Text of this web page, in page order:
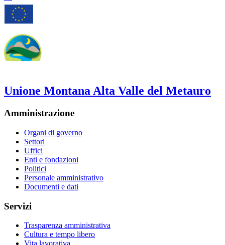
Unione Montana Alta Valle del Metauro
Amministrazione
Organi di governo
Settori
Uffici
Enti e fondazioni
Politici
Personale amministrativo
Documenti e dati
Servizi
Trasparenza amministrativa
Cultura e tempo libero